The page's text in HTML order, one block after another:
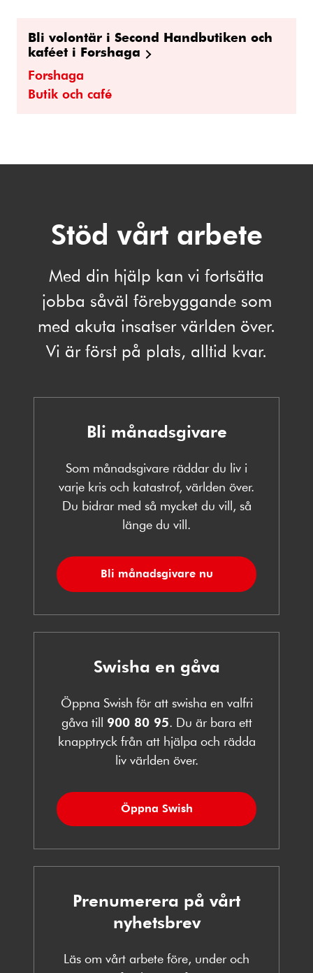
Bli volontär i Second Handbutiken och
kaféet i Forshaga
Forshaga
Butik och café
Stöd vårt arbete
Med din hjälp kan vi fortsätta
jobba såväl förebyggande som
med akuta insatser världen över.
Vi är först på plats, alltid kvar.
Bli månadsgivare
Som månadsgivare räddar du liv i
varje kris och katastrof, världen över.
Du bidrar med så mycket du vill, så
länge du vill.
Bli månadsgivare nu
Swisha en gåva
Öppna Swish för att swisha en valfri
gåva till 900 80 95. Du är bara ett
knapptryck från att hjälpa och rädda
liv världen över.
Öppna Swish
Prenumerera på vårt
nyhetsbrev
Läs om vårt arbete före, under och